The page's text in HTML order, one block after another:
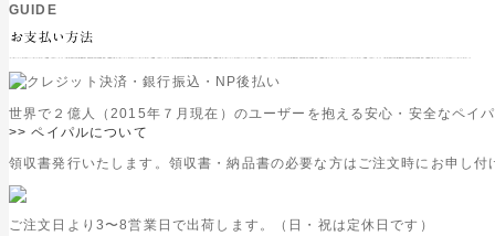
GUIDE
世界で２億人（2015年７月現在）のユーザーを抱える安心・安全なペイ
>> ペイパルについて
領収書発行いたします。領収書・納品書の必要な方はご注文時にお申し
ご注文日より3〜8営業日で出荷します。（日・祝は定休日です）